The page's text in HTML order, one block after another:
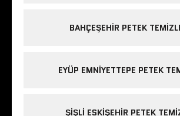
BAHÇEŞEHIR PETEK
EYÜP EMNIYETTEPE PETEK
ŞIŞLI ESKIŞEHIR PETEK